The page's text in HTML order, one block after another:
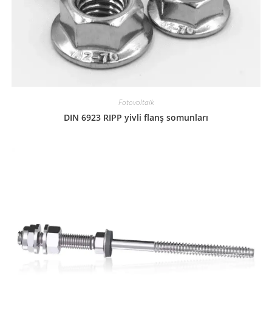
Fotovoltaik
DIN 6923 RIPP yivli flanş somunları